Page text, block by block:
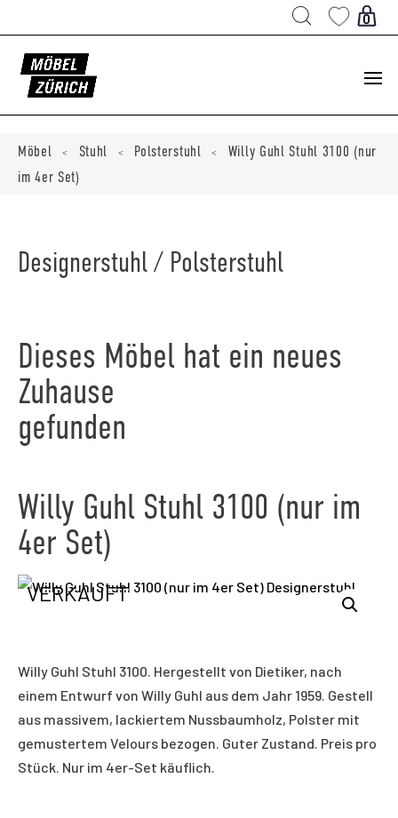
0
Möbel < Stuhl < Polsterstuhl <
Willy Guhl Stuhl 3100 (nur
im 4er Set)
Designerstuhl / Polsterstuhl
Dieses Möbel hat ein neues
Zuhause
gefunden
Willy Guhl Stuhl 3100 (nur im
4er Set)
VERKAUFT
Willy Guhl Stuhl 3100. Hergestellt von Dietiker, nach
einem Entwurf von Willy Guhl aus dem Jahr 1959. Gestell
aus massivem, lackiertem Nussbaumholz, Polster mit
gemustertem Velours bezogen. Guter Zustand. Preis pro
Stück. Nur im 4er-Set käuflich.